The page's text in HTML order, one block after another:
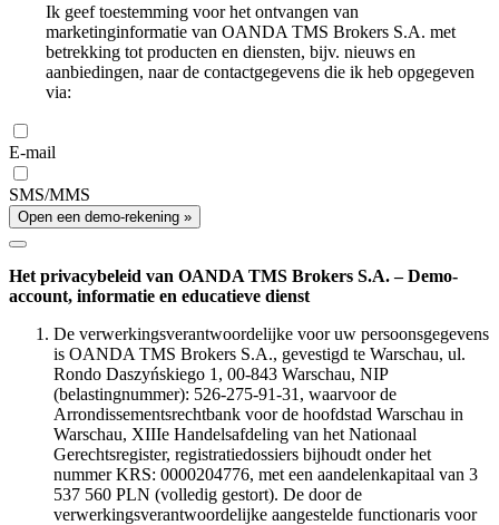
Ik geef toestemming voor het ontvangen van
marketinginformatie van OANDA TMS Brokers S.A. met
betrekking tot producten en diensten, bijv. nieuws en
aanbiedingen, naar de contactgegevens die ik heb opgegeven
via:
E-mail
SMS/MMS
Open een demo-rekening »
Het privacybeleid van OANDA TMS Brokers S.A. – Demo-
account, informatie en educatieve dienst
De verwerkingsverantwoordelijke voor uw persoonsgegevens
is OANDA TMS Brokers S.A., gevestigd te Warschau, ul.
Rondo Daszyńskiego 1, 00-843 Warschau, NIP
(belastingnummer): 526-275-91-31, waarvoor de
Arrondissementsrechtbank voor de hoofdstad Warschau in
Warschau, XIIIe Handelsafdeling van het Nationaal
Gerechtsregister, registratiedossiers bijhoudt onder het
nummer KRS: 0000204776, met een aandelenkapitaal van 3
537 560 PLN (volledig gestort). De door de
verwerkingsverantwoordelijke aangestelde functionaris voor